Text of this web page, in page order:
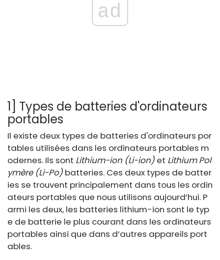
ad
1] Types de batteries d'ordinateurs
portables
Il existe deux types de batteries d'ordinateurs por
tables utilisées dans les ordinateurs portables m
odernes. Ils sont Lithium-ion (Li-ion) et Lithium Pol
ymère (Li-Po) batteries. Ces deux types de batter
ies se trouvent principalement dans tous les ordin
ateurs portables que nous utilisons aujourd’hui. P
armi les deux, les batteries lithium-ion sont le typ
e de batterie le plus courant dans les ordinateurs
portables ainsi que dans d’autres appareils port
ables.